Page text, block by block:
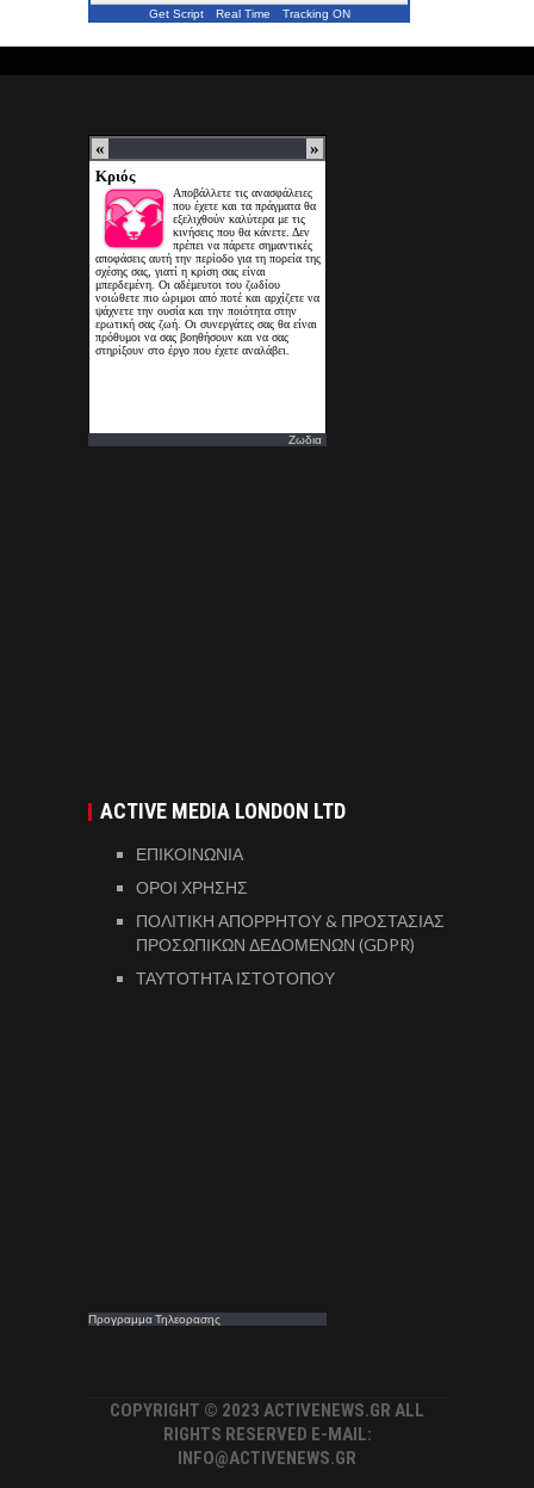
Get Script Real Time Tracking ON
Ζωδια
ACTIVE MEDIA LONDON LTD
ΕΠΙΚΟΙΝΩΝΙΑ
ΟΡΟΙ ΧΡΗΣΗΣ
ΠΟΛΙΤΙΚΗ ΑΠΟΡΡΗΤΟΥ & ΠΡΟΣΤΑΣΙΑΣ
ΠΡΟΣΩΠΙΚΩΝ ΔΕΔΟΜΕΝΩΝ (GDPR)
ΤΑΥΤΟΤΗΤΑ ΙΣΤΟΤΟΠΟΥ
Προγραμμα Τηλεορασης
COPYRIGHT © 2023 ACTIVENEWS.GR ALL
RIGHTS RESERVED E-MAIL:
INFO@ACTIVENEWS.GR